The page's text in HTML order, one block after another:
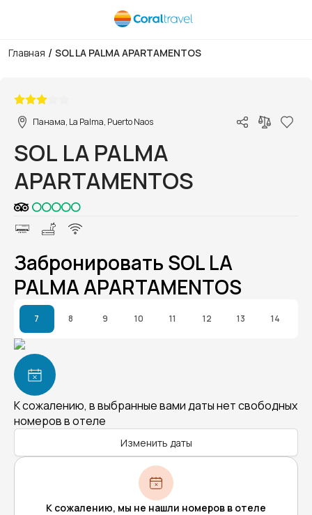
Главная / SOL LA PALMA APARTAMENTOS
Панама, La Palma, Puerto Naos
SOL LA PALMA
APARTAMENTOS
Забронировать SOL LA
PALMA APARTAMENTOS
7 8 9 10 11 12 13 14
К сожалению, в выбранные вами даты нет свободных
номеров в отеле
Изменить даты
К сожалению, мы не нашли номеров в отеле